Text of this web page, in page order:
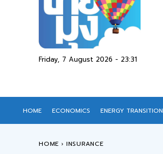
Friday, 7 August 2026 - 23:31
HOME ECONOMICS ENERGY TRANSITION
HOME INSURANCE